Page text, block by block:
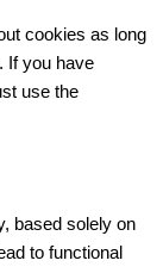
cookies as long
If you have
use the
based solely on
to functional